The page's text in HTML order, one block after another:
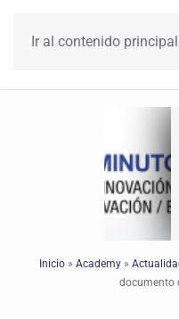
Ir al contenido principal
Inicio » Academy »
documento